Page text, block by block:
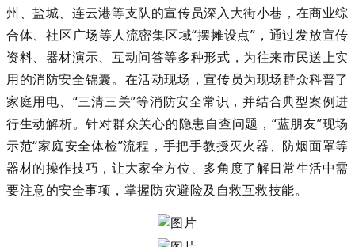
州、盐城、连云港等支队的宣传员深入大街小巷，在商业综
合体、社区广场等人流密集区域“摆摊设点”，通过发放宣传
资料、器材演示、互动问答等多种形式，为往来市民送上实
用的消防安全锦囊。在活动现场，宣传员为现场群众科普了
家庭用电、“三清三关”等消防安全常识，并结合典型案例进
行生动解析。针对群众关心的隐患自查问题，“蓝朋友”现场
示范“家庭安全体检”流程，手把手教授灭火器、防烟面罩等
器材的操作技巧，让大家全方位、多角度了解日常生活中需
要注意的安全事项，掌握防灾避险及自救互救技能。